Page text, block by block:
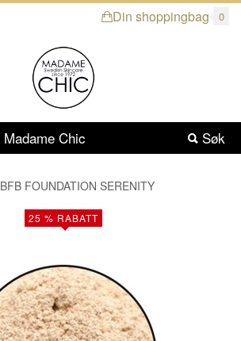
Din shoppingbag 0
Søk
Madame Chic
BFB FOUNDATION SERENITY
25 % RABATT